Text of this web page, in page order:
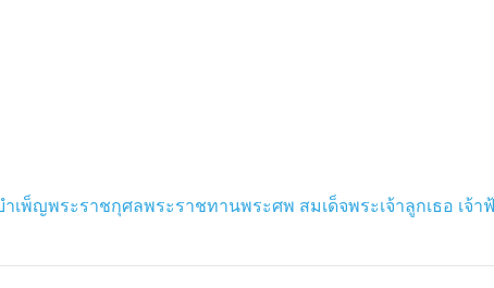
บจัดเก็บค่าโดยสารและการระบายผู้
เป็นต้น รวมถึงจัดวางอัตรากำลัง
ยเพิ่มความเข้มงวดและความถี่ใน
กโดยรอบสถานีรถไฟฟ้า อาคารและ
เพ็ญพระราชกุศลพระราชทานพระศพ สมเด็จพระเจ้าลูกเธอ เจ้